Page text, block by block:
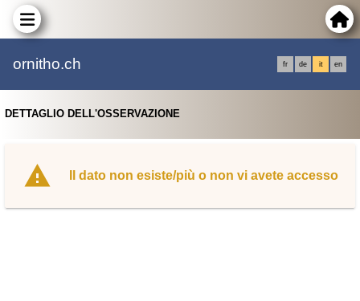
ornitho.ch fr de it en
DETTAGLIO DELL'OSSERVAZIONE
Il dato non esiste/più o non vi avete accesso